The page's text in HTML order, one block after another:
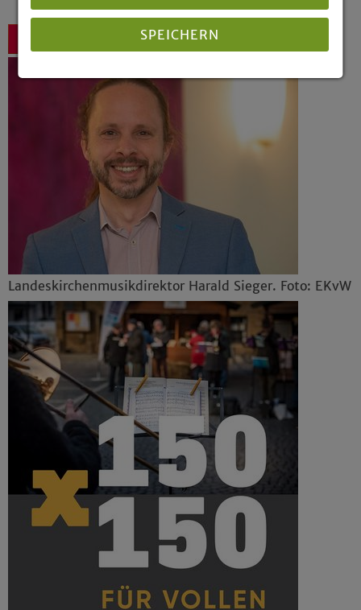
Landeskirchenmusikdirektor Harald Sieger. Foto: EKvW
SPEICHERN
Details anzeigen